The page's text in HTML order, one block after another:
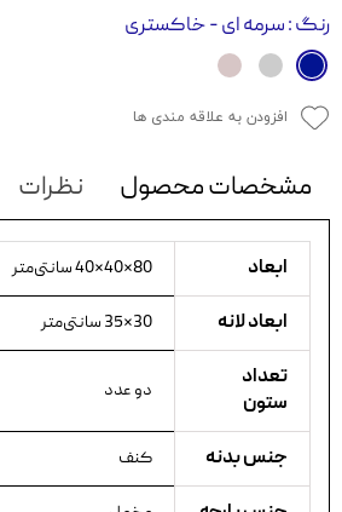
رنگ: سرمه ای - خاکستری
افزودن به علاقه مندی ها
مشخصات محصول نظرات
ابعاد 80×40×40 سانتی‌متر
ابعاد لانه 30×35 سانتی‌متر
تعداد
ستون
دو عدد
جنس بدنه کنف